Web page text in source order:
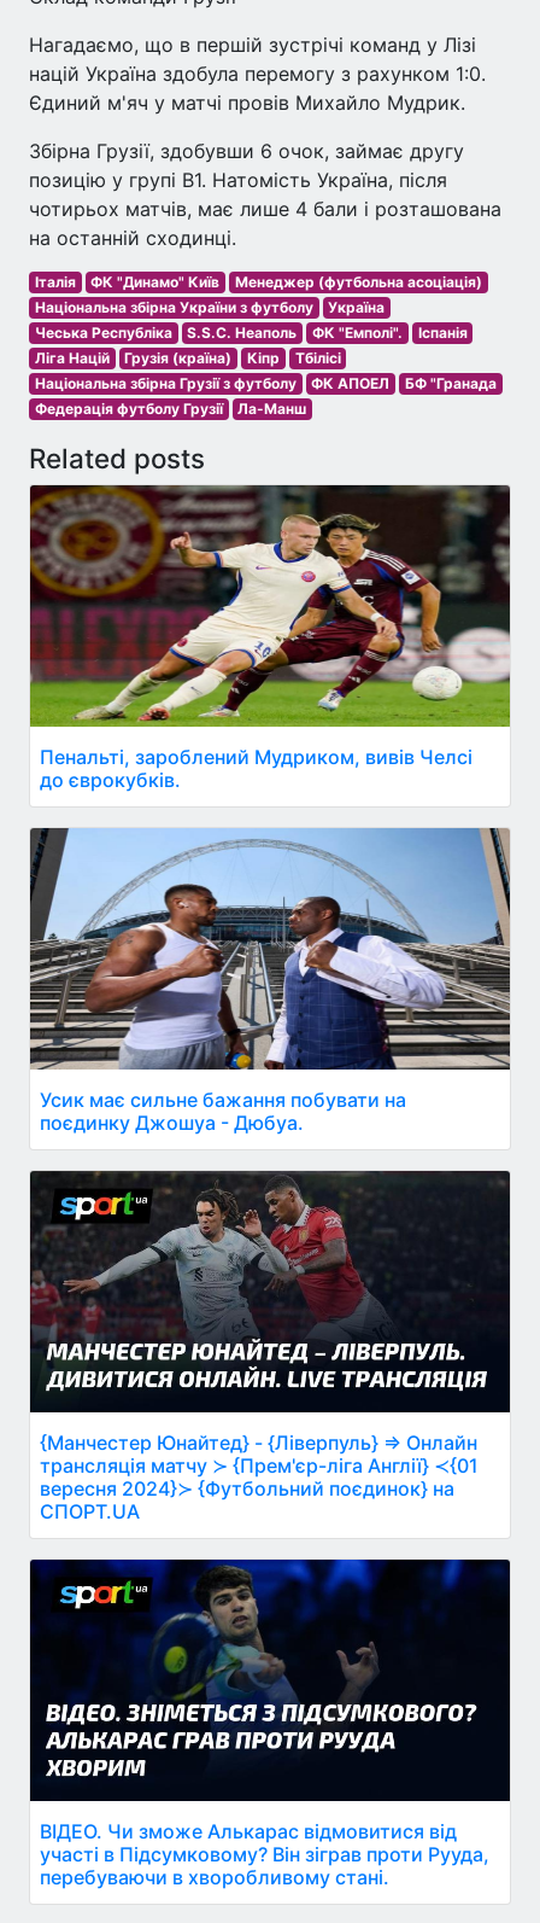
Нагадаємо, що в першій зустрічі команд у Лізі
націй Україна здобула перемогу з рахунком 1:0.
Єдиний м'яч у матчі провів Михайло Мудрик.
Збірна Грузії, здобувши 6 очок, займає другу
позицію у групі В1. Натомість Україна, після
чотирьох матчів, має лише 4 бали і розташована
на останній сходинці.
Італія ФК "Динамо" Київ
Менеджер (футбольна асоціація)
Національна збірна України з футболу
Україна
Чеська Республіка
S.S.C. Неаполь ФК "Емполі".
Іспанія
Ліга Націй
Грузія (країна) Кіпр
Тбілісі
Національна збірна Грузії з футболу
ФК АПОЕЛ
БФ "Гранада
Федерація футболу Грузії
Ла-Манш
Related posts
Пенальті, зароблений Мудриком, вивів Челсі
до єврокубків.
Усик має сильне бажання побувати на
поєдинку Джошуа - Дюбуа.
{Манчестер Юнайтед} - {Ліверпуль} ⇒ Онлайн
трансляція матчу ≻ {Прем'єр-ліга Англії} ≺{01
вересня 2024}≻ {Футбольний поєдинок} на
СПОРТ.UA
ВІДЕО. Чи зможе Алькарас відмовитися від
участі в Підсумковому? Він зіграв проти Рууда,
перебуваючи в хворобливому стані.